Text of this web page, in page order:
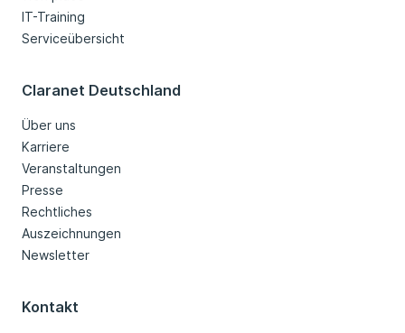
IT-Training
Serviceübersicht
Claranet Deutschland
Über uns
Karriere
Veranstaltungen
Presse
Rechtliches
Auszeichnungen
Newsletter
Kontakt